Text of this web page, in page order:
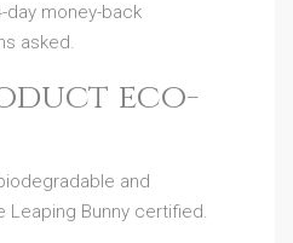
day money-back
asked.
eco-
and
Leaping Bunny certified.